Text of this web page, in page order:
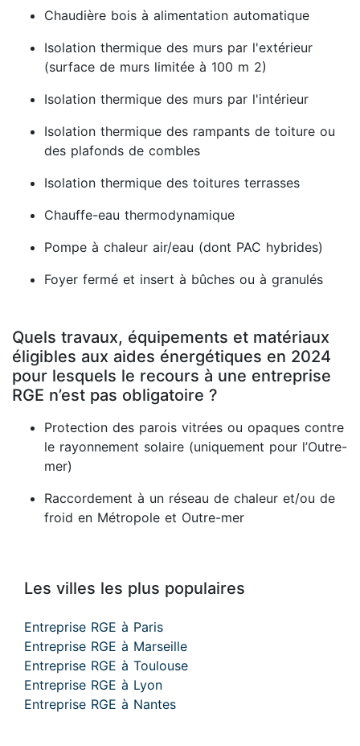
Chaudière bois à alimentation automatique
Isolation thermique des murs par l'extérieur
(surface de murs limitée à 100 m 2)
Isolation thermique des murs par l'intérieur
Isolation thermique des rampants de toiture ou
des plafonds de combles
Isolation thermique des toitures terrasses
Chauffe-eau thermodynamique
Pompe à chaleur air/eau (dont PAC hybrides)
Foyer fermé et insert à bûches ou à granulés
Quels travaux, équipements et matériaux
éligibles aux aides énergétiques en 2024
pour lesquels le recours à une entreprise
RGE n’est pas obligatoire ?
Protection des parois vitrées ou opaques contre
le rayonnement solaire (uniquement pour l’Outre-
mer)
Raccordement à un réseau de chaleur et/ou de
froid en Métropole et Outre-mer
Les villes les plus populaires
Entreprise RGE à Paris
Entreprise RGE à Marseille
Entreprise RGE à Toulouse
Entreprise RGE à Lyon
Entreprise RGE à Nantes